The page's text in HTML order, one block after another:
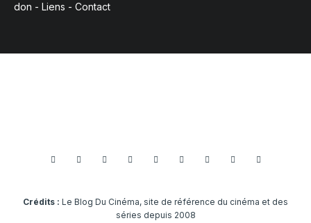
don - Liens - Contact
Crédits : Le Blog Du Cinéma, site de référence du cinéma et des
séries depuis 2008